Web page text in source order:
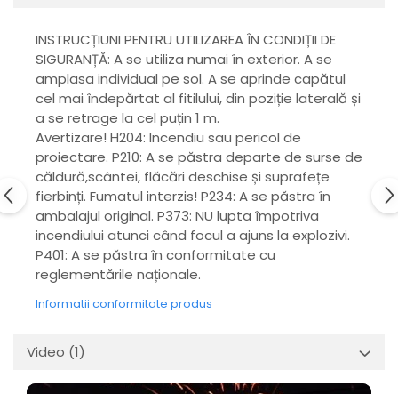
INSTRUCȚIUNI PENTRU UTILIZAREA ÎN CONDIȚII DE
SIGURANȚĂ: A se utiliza numai în exterior. A se
amplasa individual pe sol. A se aprinde capătul
cel mai îndepărtat al fitilului, din poziție laterală și
a se retrage la cel puțin 1 m.
Avertizare! H204: Incendiu sau pericol de
proiectare. P210: A se păstra departe de surse de
căldură,scântei, flăcări deschise și suprafețe
fierbinți. Fumatul interzis! P234: A se păstra în
ambalajul original. P373: NU lupta împotriva
incendiului atunci când focul a ajuns la explozivi.
P401: A se păstra în conformitate cu
reglementările naționale.
Informatii conformitate produs
Video (1)